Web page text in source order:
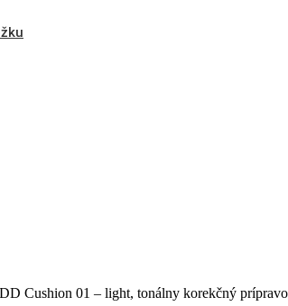
DD Cushion 01 – light, tonálny korekčný